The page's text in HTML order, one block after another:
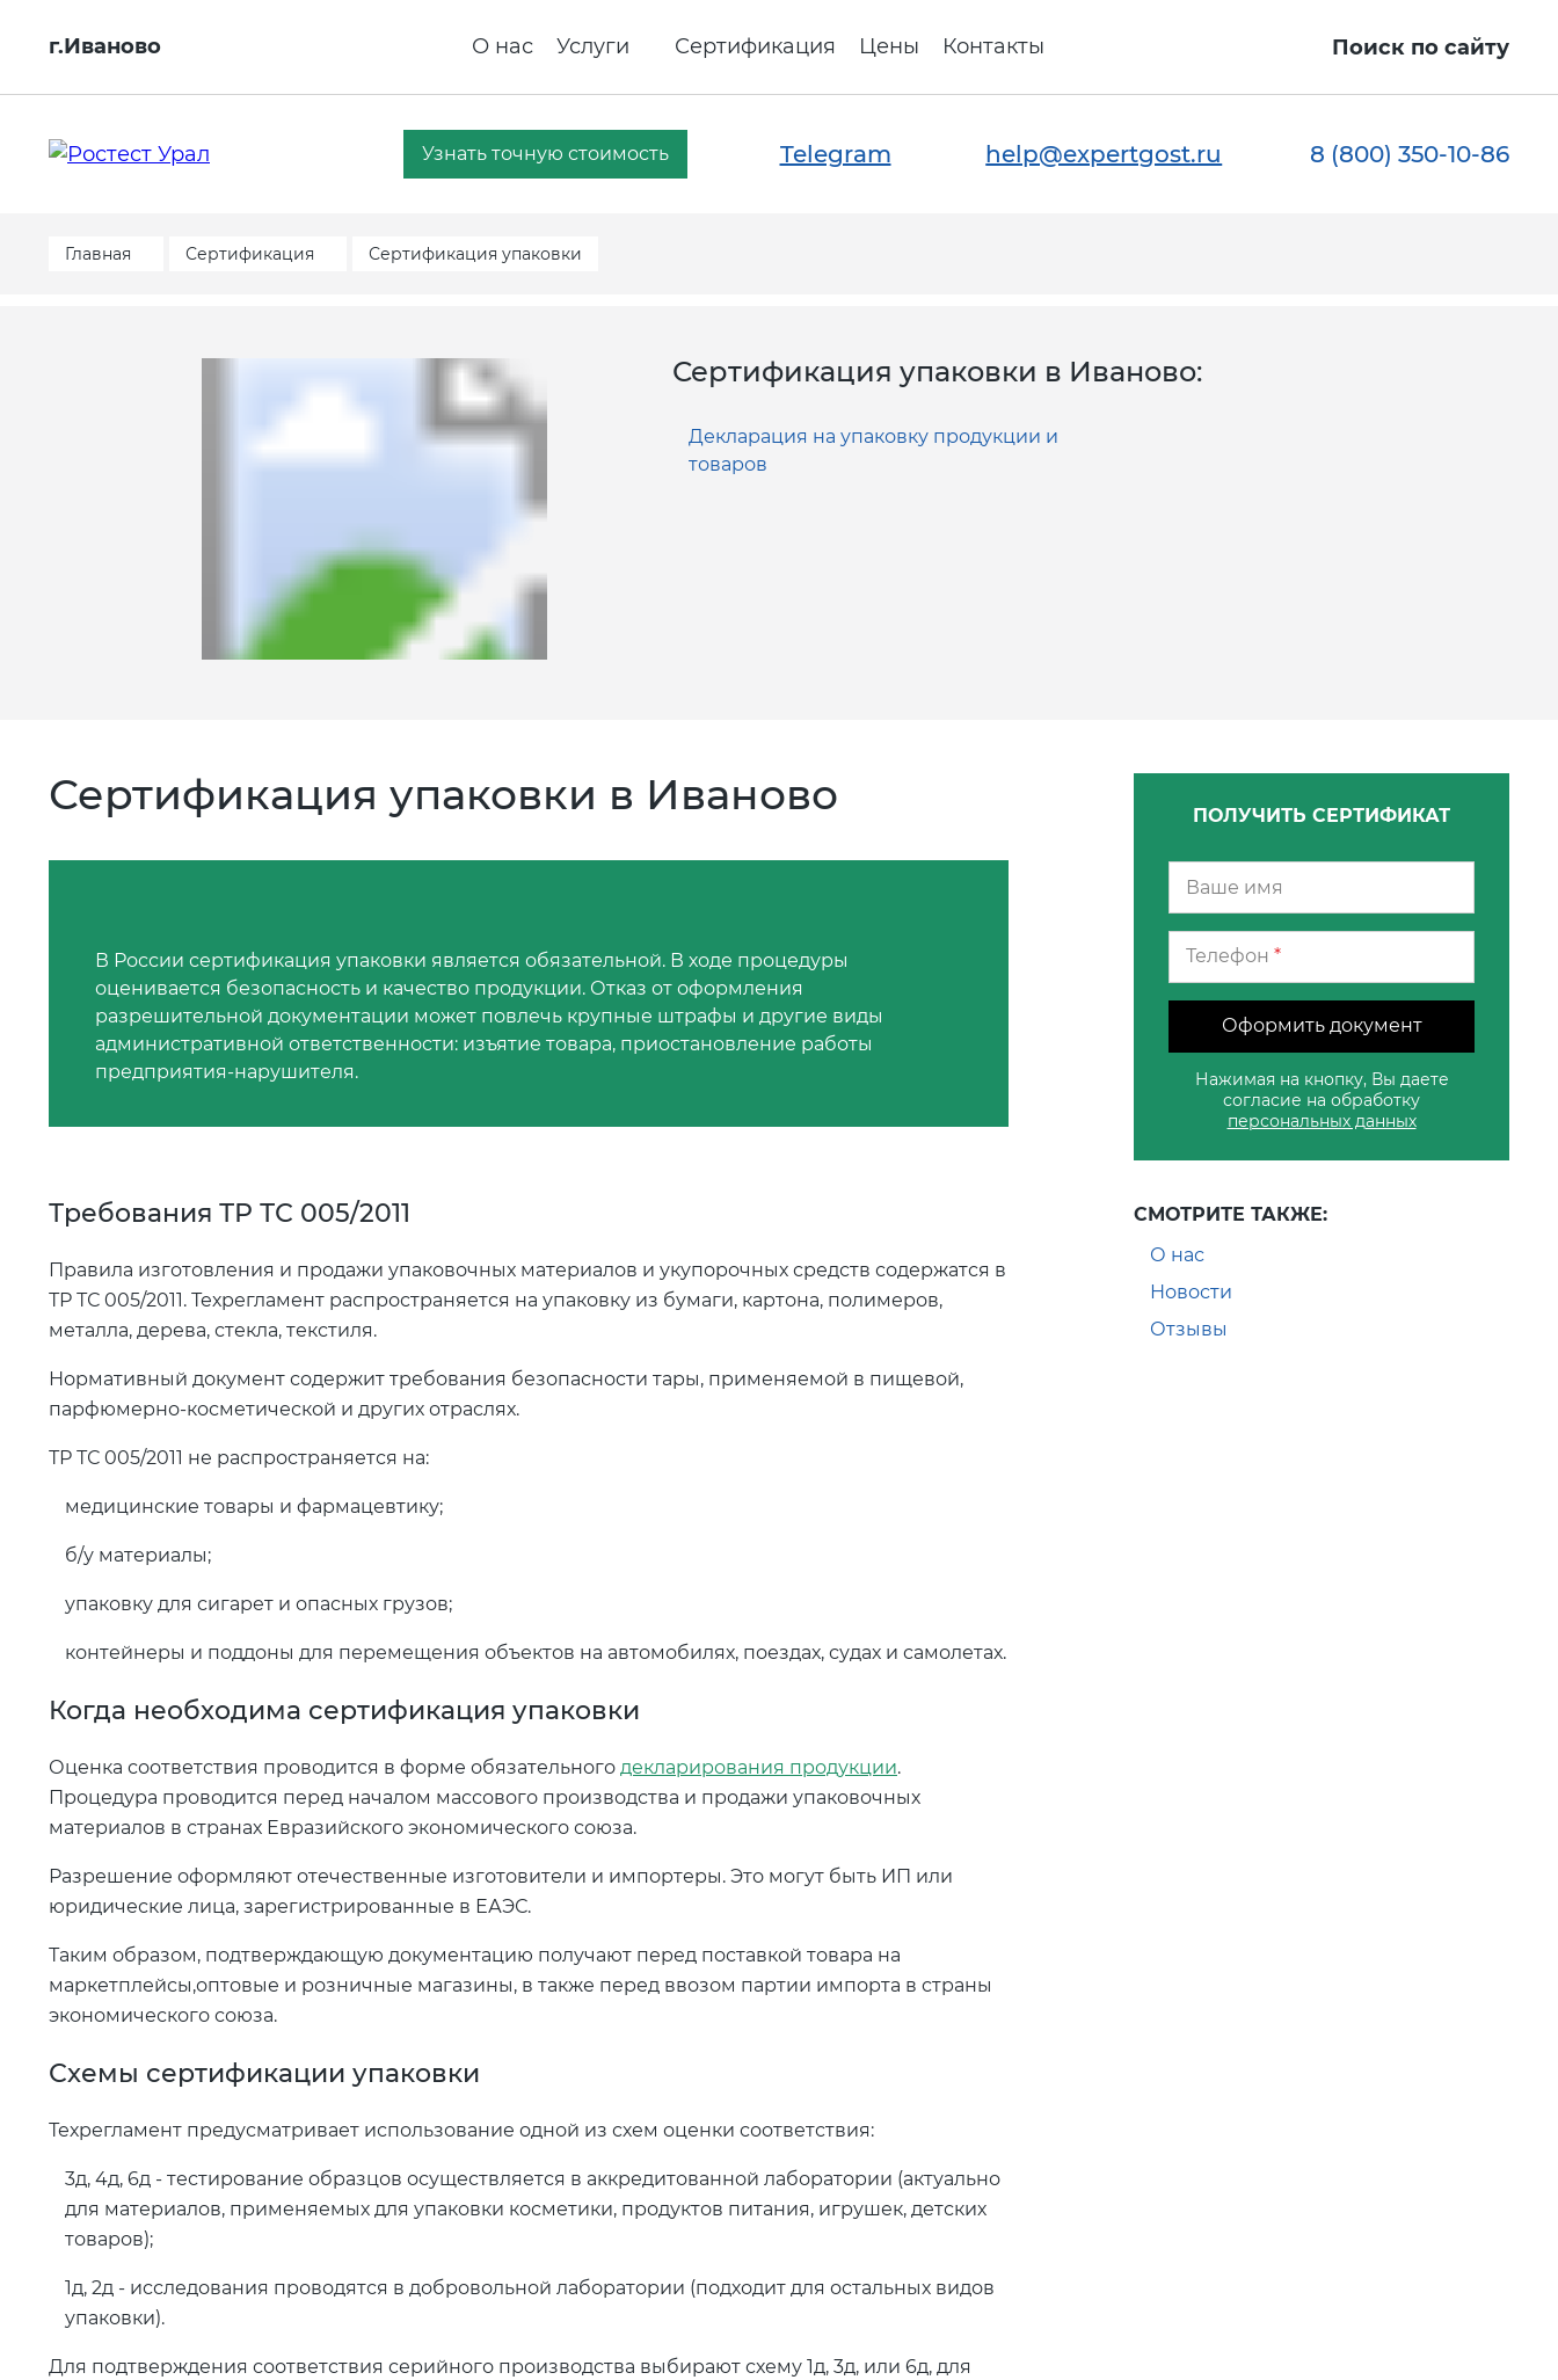
г.Иваново О нас Услуги Сертификация Цены Контакты Поиск по сайту
Узнать точную стоимость Telegram help@expertgost.ru 8 (800) 350-10-86
Главная Сертификация Сертификация упаковки
Сертификация упаковки в Иваново:
Декларация на упаковку продукции и
товаров
Сертификация упаковки в Иваново
В России сертификация упаковки является обязательной. В ходе процедуры
оценивается безопасность и качество продукции. Отказ от оформления
разрешительной документации может повлечь крупные штрафы и другие виды
административной ответственности: изъятие товара, приостановление работы
предприятия-нарушителя.
Требования ТР ТС 005/2011
Правила изготовления и продажи упаковочных материалов и укупорочных средств содержатся в
ТР ТС 005/2011. Техрегламент распространяется на упаковку из бумаги, картона, полимеров,
металла, дерева, стекла, текстиля.
Нормативный документ содержит требования безопасности тары, применяемой в пищевой,
парфюмерно-косметической и других отраслях.
ТР ТС 005/2011 не распространяется на:
медицинские товары и фармацевтику;
б/у материалы;
упаковку для сигарет и опасных грузов;
контейнеры и поддоны для перемещения объектов на автомобилях, поездах, судах и самолетах.
Когда необходима сертификация упаковки
Оценка соответствия проводится в форме обязательного декларирования продукции.
Процедура проводится перед началом массового производства и продажи упаковочных
материалов в странах Евразийского экономического союза.
Разрешение оформляют отечественные изготовители и импортеры. Это могут быть ИП или
юридические лица, зарегистрированные в ЕАЭС.
Таким образом, подтверждающую документацию получают перед поставкой товара на
маркетплейсы,оптовые и розничные магазины, в также перед ввозом партии импорта в страны
экономического союза.
Схемы сертификации упаковки
Техрегламент предусматривает использование одной из схем оценки соответствия:
3д, 4д, 6д - тестирование образцов осуществляется в аккредитованной лаборатории (актуально
для материалов, применяемых для упаковки косметики, продуктов питания, игрушек, детских
товаров);
1д, 2д - исследования проводятся в добровольной лаборатории (подходит для остальных видов
упаковки).
Для подтверждения соответствия серийного производства выбирают схему 1д, 3д, или 6д, для
ПОЛУЧИТЬ СЕРТИФИКАТ
Телефон *
Оформить документ
Нажимая на кнопку, Вы даете
согласие на обработку
персональных данных
СМОТРИТЕ ТАКЖЕ:
О нас
Новости
Отзывы